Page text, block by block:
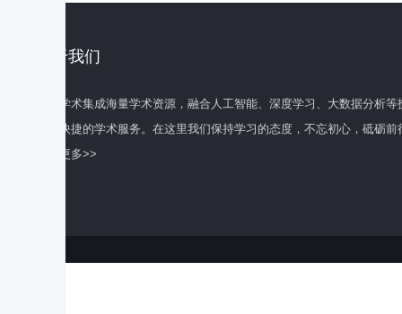
关于我们
百度学术集成海量学术资源，融合人工智能、深度学习、大数据分析
全面快捷的学术服务。在这里我们保持学习的态度，不忘初心，砥砺前
了解更多>>